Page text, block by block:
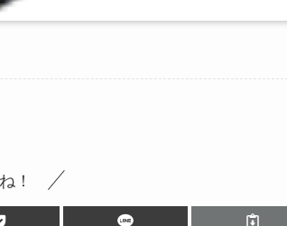
！